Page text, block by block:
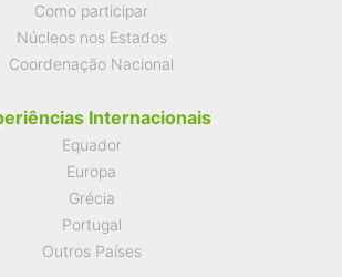
Como participar
Núcleos nos Estados
Coordenação Nacional
Internacionais
Equador
Europa
Grécia
Portugal
Outros Países